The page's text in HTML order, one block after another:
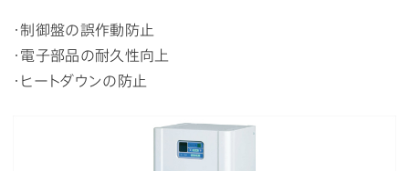
・制御盤の誤作動防止
・電子部品の耐久性向上
・ヒートダウンの防止